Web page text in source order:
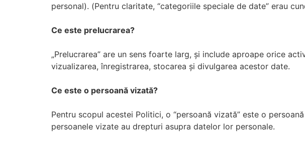
personal). (Pentru claritate, “categoriile speciale de date” erau
Ce este prelucrarea?
„Prelucrarea” are un sens foarte larg, și include aproape orice
vizualizarea, înregistrarea, stocarea și divulgarea acestor date.
Ce este o persoană vizată?
Pentru scopul acestei Politici, o “persoană vizată” este o
persoanele vizate au drepturi asupra datelor lor personale.